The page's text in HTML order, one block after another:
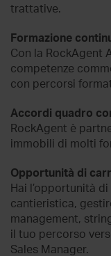
trattative.
Formazione
Con la RockAgent
competenze
con percorsi
Accordi quadro
RockAgent è
immobili di molti
Opportunità di
Hai l’opportunità
cantieristica,
management,
il tuo percorso
Sales Manager.